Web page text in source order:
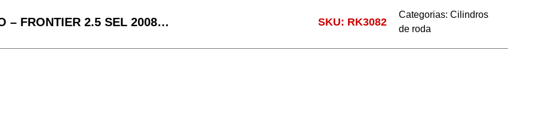
– FRONTIER 2.5 SEL 2008… SKU: RK3082
Categorias: Cilindros
de roda